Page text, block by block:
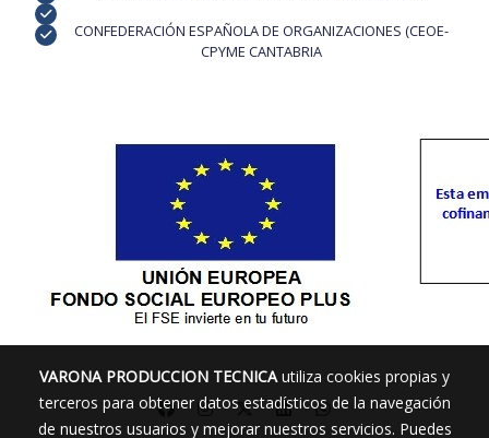
CONFEDERACIÓN ESPAÑOLA DE ORGANIZACIONES (CEOE-
CPYME CANTABRIA
VARONA PRODUCCION TECNICAutiliza cookies propias y
terceros para obtener datos estadísticos de la navegación
de nuestros usuarios y mejorar nuestros servicios. Puedes